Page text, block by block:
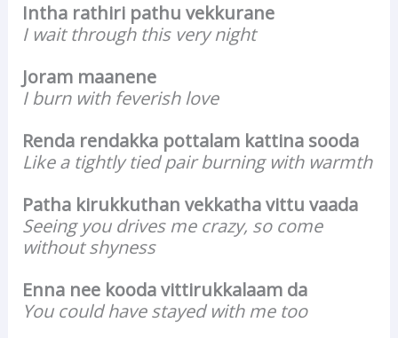
Intha rathiri pathu vekkurane
I wait through this very night
Joram maanene
I burn with feverish love
Renda rendakka pottalam kattina sooda
Like a tightly tied pair burning with warmth
Patha kirukkuthan vekkatha vittu vaada
Seeing you drives me crazy, so come
without shyness
Enna nee kooda vittirukkalaam da
You could have stayed with me too